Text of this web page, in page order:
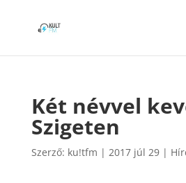
Két névvel
Szigeten
Szerző: ku!tfm | 2017 júl 29|